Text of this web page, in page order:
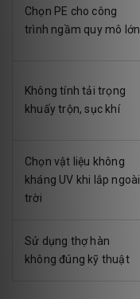
Chọn PE cho công
trình ngầm quy mô lớn
Không tính tải trọng
khuấy trộn, sục khí
Chọn vật liệu không
kháng UV khi lắp ngoài
trời
Sử dụng thợ hàn
không đúng kỹ thuật